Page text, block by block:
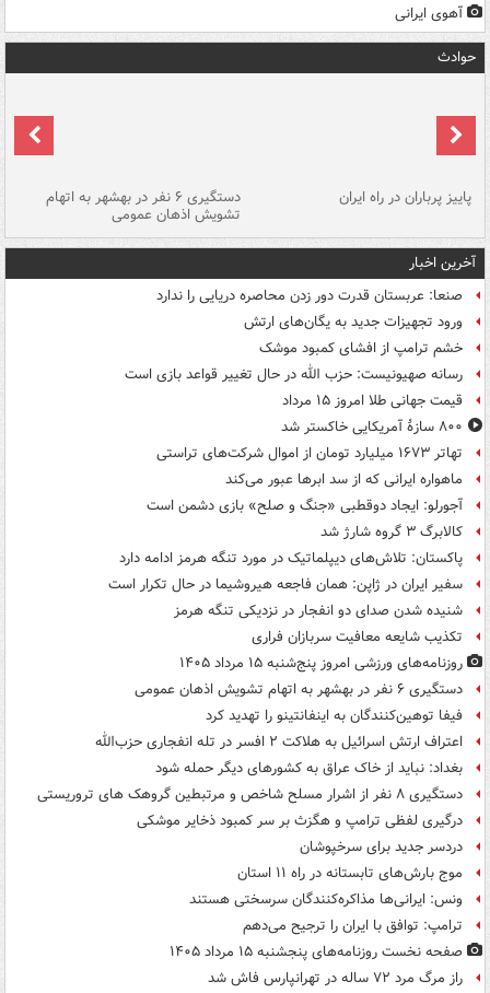
آهوی ایرانی
حوادث
پاییز پرباران در راه ایران دستگیری ۶ نفر در بهشهر به اتهام
تشویش اذهان عمومی
آخرین اخبار
صنعا: عربستان قدرت دور زدن محاصره دریایی را ندارد
ورود تجهیزات جدید به یگان‌های ارتش
خشم ترامپ از افشای کمبود موشک
رسانه صهیونیست: حزب الله در حال تغییر قواعد بازی است
قیمت جهانی طلا امروز ۱۵ مرداد
۸۰۰ سازۀ آمریکایی خاکستر شد
تهاتر ۱۶۷۳ میلیارد تومان از اموال شرکت‌های تراستی
ماهواره ایرانی که از سد ابرها عبور می‌کند
آجورلو: ایجاد دوقطبی «جنگ و صلح‌» بازی دشمن است
کالابرگ ۳ گروه شارژ شد
پاکستان: تلاش‌های دیپلماتیک در مورد تنگه هرمز ادامه دارد
سفیر ایران در ژاپن: همان فاجعه هیروشیما در حال تکرار است
شنیده شدن صدای دو انفجار در نزدیکی تنگه هرمز
تکذیب شایعه معافیت سربازان فراری
روزنامه‌های ورزشی امروز پنج‌شنبه ۱۵ مرداد ۱۴۰۵
دستگیری ۶ نفر در بهشهر به اتهام تشویش اذهان عمومی
فیفا توهین‌کنندگان به اینفانتینو را تهدید کرد
اعتراف ارتش اسرائیل به هلاکت ۲ افسر در تله انفجاری حزب‌الله
بغداد: نباید از خاک عراق به کشورهای دیگر حمله شود
دستگیری ۸ نفر از اشرار مسلح شاخص و مرتبطین گروهک های تروریستی
درگیری لفظی ترامپ و هگزث بر سر کمبود ذخایر موشکی
دردسر جدید برای سرخپوشان
موج بارش‌های تابستانه در راه ۱۱ استان
ونس: ایرانی‌ها مذاکره‌کنندگان سرسختی هستند
ترامپ: توافق با ایران را ترجیح می‌دهم
صفحه نخست روزنامه‌های پنجشنبه ۱۵ مرداد ۱۴۰۵
راز مرگ مرد ۷۲ ساله در تهرانپارس فاش شد